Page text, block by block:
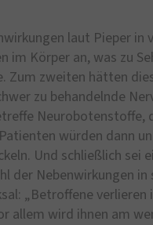
laut Pieper
im Körper an, was zu
Zum zweiten hätten
zu behandelnde
Neurobotenstoffe,
würden dann
Und schließlich sei
der Nebenwirkungen
„Betroffene
allem wird ihnen am